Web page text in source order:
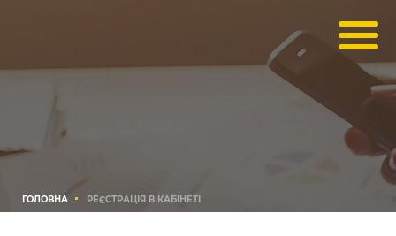
ГОЛОВНА РЕЄСТРАЦІЯ В КАБІНЕТІ